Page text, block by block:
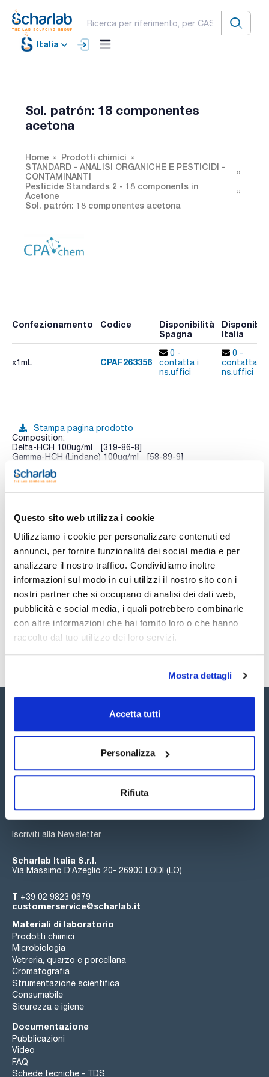
Questo sito web utilizza i cookie
Utilizziamo i cookie per personalizzare contenuti ed
annunci, per fornire funzionalità dei social media e per
analizzare il nostro traffico. Condividiamo inoltre
informazioni sul modo in cui utilizzi il nostro sito con i
nostri partner che si occupano di analisi dei dati web,
pubblicità e social media, i quali potrebbero combinarle
con altre informazioni che hai fornito loro o che hanno
raccolto dal tuo utilizzo dei loro servizi.
Mostra dettagli
Accetta tutti
Personalizza
Rifiuta
Italia
Sol. patrón: 18 componentes
acetona
Home
Prodotti chimici
STANDARD - ANALISI ORGANICHE E PESTICIDI -
CONTAMINANTI
Pesticide Standards 2 - 18 components in
Acetone
Sol. patrón: 18 componentes acetona
Confezionamento Codice
Disponibilità
Spagna
Italia
x1mL CPAF263356
0 -
contatta i
ns.uffici
0 -
contatta i
ns.uffici
Stampa pagina prodotto
Composition:
Delta-HCH 100ug/ml [319-86-8]
Gamma-HCH (Lindane) 100ug/ml [58-89-9]
Beta-HCH 100ug/ml [319-85-7]
Endrin 100ug/ml [72-20-8]
Endosulfan-alpha 100ug/ml [959-98-8]
Endosulfan-total (sulfate) 100ug/ml [1031-07-8]
Hexachlorobenzene 100ug/ml [118-74-1]
Isodrin 100ug/ml [465-73-6]
Methoxychlor (DMTD) 100ug/ml [72-43-5]
oxy-Chlordane 100ug/ml [27304-13-8]
trans-Chlordane 100ug/ml [5103-74-2]
2,4'-DDT 100ug/ml [789-02-6]
4,4'-DDT 100ug/ml [50-29-3]
4,4'-DDD (TDE) 100ug/ml [72-54-8]
4,4'-DDE 100ug/ml [72-55-9]
Vedi di più
Documentazione tecnica
TDS / Scheda tecnica
Registrati per i download
COA
Registrati per i download
SDS / Scheda di
Sicurezza
Registrati per i download
Iscriviti alla Newsletter
Scharlab Italia S.r.l.
Via Massimo D’Azeglio 20- 26900 LODI (LO)
T +39 02 9823 0679
customerservice@scharlab.it
Materiali di laboratorio
Prodotti chimici
Microbiologia
Vetreria, quarzo e porcellana
Cromatografia
Strumentazione scientifica
Consumabile
Sicurezza e igiene
Documentazione
Pubblicazioni
Video
FAQ
Schede tecniche - TDS